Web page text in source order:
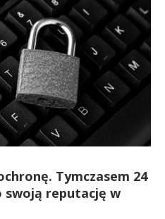
Tymczasem 24
swoją reputację w